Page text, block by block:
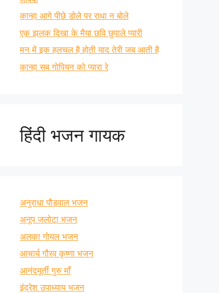
कान्हा आगे पीछे डोले पर राधा न बोले
एक झलक दिखा के मैया छवि छुपाले प्यारी
मन में इक हलचल है होती याद तेरी जब आती है
कान्हा सब गोपियन को प्यारा रे
हिंदी भजन गायक
अनुराधा पौडवाल भजन
अनूप जलोटा भजन
अलका गोयल भजन
आचार्य गौरव कृष्णा भजन
आनंदमूर्ती गुरु माँ
इंद्रेश उपाध्याय भजन